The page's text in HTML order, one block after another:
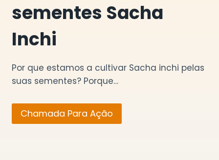
sementes Sacha
Inchi
Por que estamos a cultivar Sacha inchi pelas
suas sementes? Porque…
Chamada Para Ação